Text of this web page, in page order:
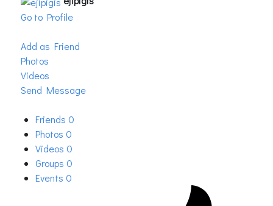
Go to Profile
Add as Friend
Photos
Videos
Send Message
Friends 0
Photos 0
Videos 0
Groups 0
Events 0